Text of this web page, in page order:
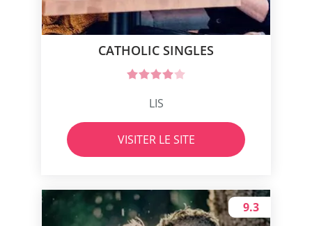
CATHOLIC SINGLES
LIS
VISITER LE SITE
9.3